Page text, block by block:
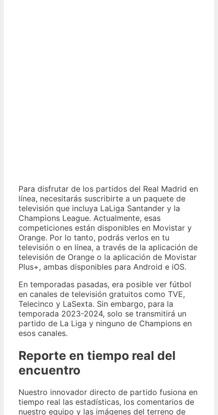
Para disfrutar de los partidos del Real Madrid en
línea, necesitarás suscribirte a un paquete de
televisión que incluya LaLiga Santander y la
Champions League. Actualmente, esas
competiciones están disponibles en Movistar y
Orange. Por lo tanto, podrás verlos en tu
televisión o en línea, a través de la aplicación de
televisión de Orange o la aplicación de Movistar
Plus+, ambas disponibles para Android e iOS.
En temporadas pasadas, era posible ver fútbol
en canales de televisión gratuitos como TVE,
Telecinco y LaSexta. Sin embargo, para la
temporada 2023-2024, solo se transmitirá un
partido de La Liga y ninguno de Champions en
esos canales.
Reporte en tiempo real del
encuentro
Nuestro innovador directo de partido fusiona en
tiempo real las estadísticas, los comentarios de
nuestro equipo y las imágenes del terreno de